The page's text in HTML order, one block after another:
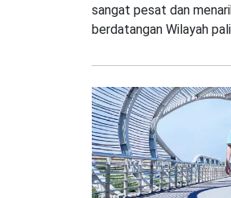
sangat pesat dan
berdatangan Wilayah